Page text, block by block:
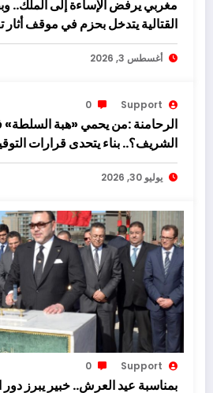
مغربي يرفض الإساءة إلى الملك..
القتالية يتدخل بحزم في موقف أثار
أغسطس 3, 2026
Support
0
الرحامنة :من يحمي «هبة السلطة»
الشريف؟.. بناء يتحدى قرارات
القانون على المحك!
يوليو 30, 2026
Support
0
بمناسبة عيد العرش.. خبير يبرز دور